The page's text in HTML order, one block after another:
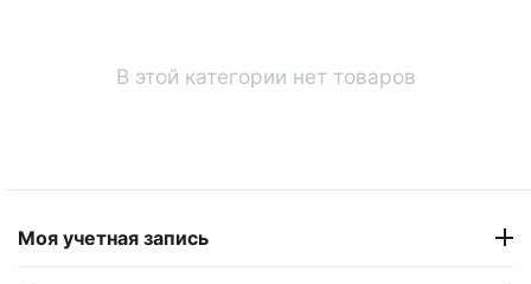
В этой категории нет товаров
Моя учетная запись